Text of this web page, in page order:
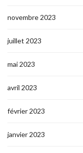
novembre 2023
juillet 2023
mai 2023
avril 2023
février 2023
janvier 2023